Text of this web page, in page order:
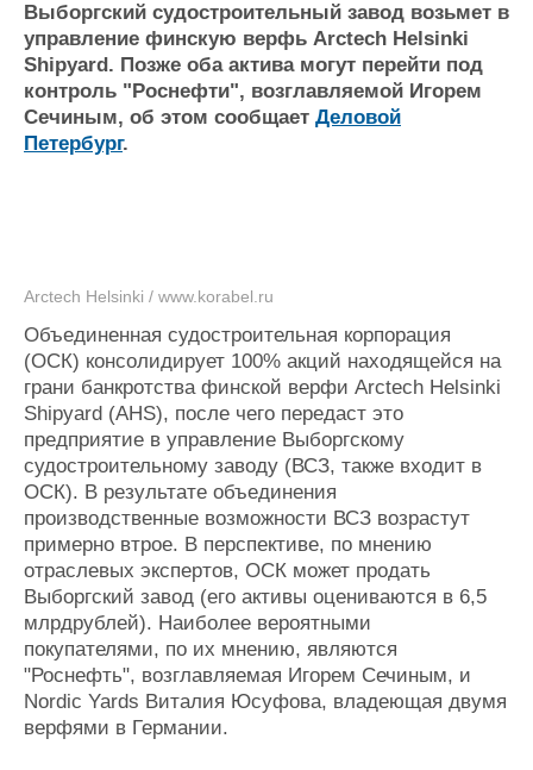
Компании
Репутация
Работа
Крюинг
Журнал
Оборудование
Изделия
Материалы
Услуги
Личности
Словарь
Все службы
Выборгский судостроительный завод возьмет в
управление финскую верфь Arctech Helsinki
Shipyard. Позже оба актива могут перейти под
контроль "Роснефти", возглавляемой Игорем
Сечиным, об этом сообщает Деловой
Петербург.
Arctech Helsinki / www.korabel.ru
Объединенная судостроительная корпорация
(ОСК) консолидирует 100% акций находящейся на
грани банкротства финской верфи Arctech Helsinki
Shipyard (AHS), после чего передаст это
предприятие в управление Выборгскому
судостроительному заводу (ВСЗ, также входит в
ОСК). В результате объединения
производственные возможности ВСЗ возрастут
примерно втрое. В перспективе, по мнению
отраслевых экспертов, ОСК может продать
Выборгский завод (его активы оцениваются в 6,5
млрдрублей). Наиболее вероятными
покупателями, по их мнению, являются
"Роснефть", возглавляемая Игорем Сечиным, и
Nordic Yards Виталия Юсуфова, владеющая двумя
верфями в Германии.